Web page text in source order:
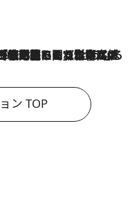
れない…」「サーチャージ料の高値が続いている」ホルムズ海峡封鎖による影響はいつまで続く？《エネルギー専門家に聞く“どうなる日本の暮らし”》
ン TOP